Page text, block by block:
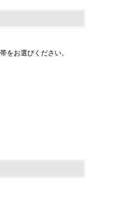
をお選びください。